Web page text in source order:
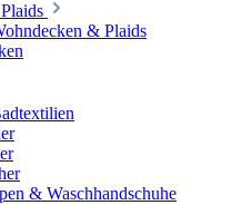
& Plaids
& Waschhandschuhe